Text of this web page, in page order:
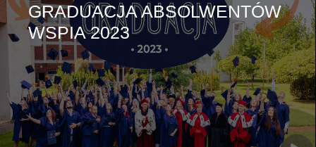
GRADUACJA ABSOLWENTÓW
WSPIA 2023